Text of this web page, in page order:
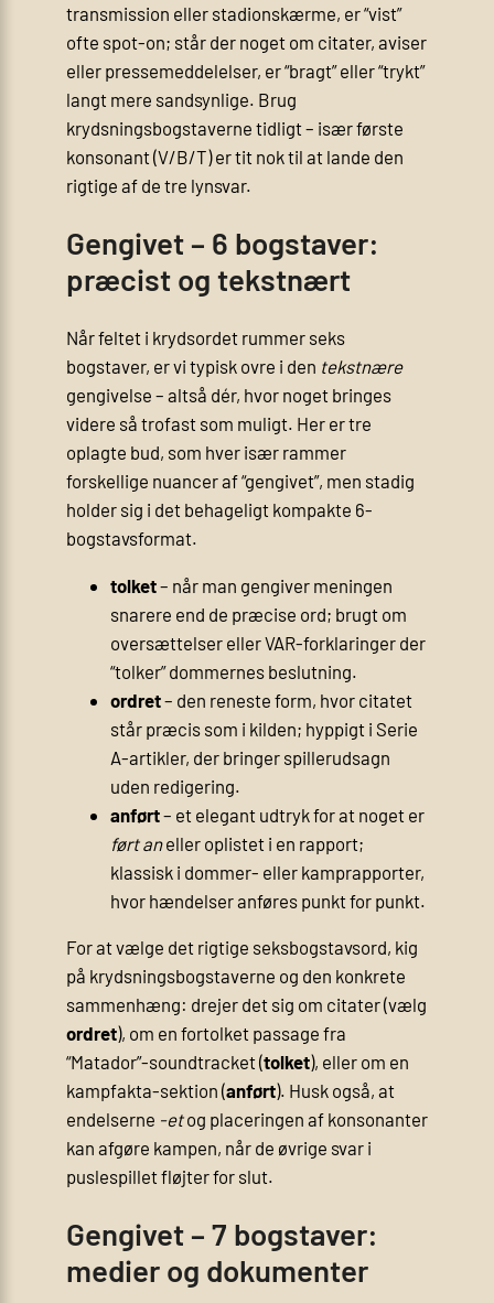
transmission eller stadion­skærme, er “vist”
ofte spot-on; står der noget om citater, aviser
eller presse­meddelelser, er “bragt” eller “trykt”
langt mere sandsynlige. Brug
krydsningsbogstaverne tidligt – især første
konsonant (V/B/T) er tit nok til at lande den
rigtige af de tre lyn­svar.
Gengivet – 6 bogstaver:
præcist og tekstnært
Når feltet i krydsordet rummer seks
bogstaver, er vi typisk ovre i den tekstnære
gengivelse – altså dér, hvor noget bringes
videre så trofast som muligt. Her er tre
oplagte bud, som hver især rammer
forskellige nuancer af “gengivet”, men stadig
holder sig i det behageligt kompakte 6-
bogstavsformat.
tolket– når man gengiver meningen
snarere end de præcise ord; brugt om
oversættelser eller VAR-forklaringer der
“tolker” dommernes beslutning.
ordret– den reneste form, hvor citatet
står præcis som i kilden; hyppigt i Serie
A-artikler, der bringer spillerudsagn
uden redigering.
anført– et elegant udtryk for at noget er
ført aneller oplistet i en rapport;
klassisk i dommer- eller kamprapporter,
hvor hændelser anføres punkt for punkt.
For at vælge det rigtige seksbogstavsord, kig
på krydsningsbogstaverne og den konkrete
sammenhæng: drejer det sig om citater (vælg
ordret), om en fortolket passage fra
“Matador”-soundtracket (tolket), eller om en
kampfakta-sektion (anført). Husk også, at
endelserne -etog placeringen af konsonanter
kan afgøre kampen, når de øvrige svar i
puslespillet fløjter for slut.
Gengivet – 7 bogstaver:
medier og dokumenter